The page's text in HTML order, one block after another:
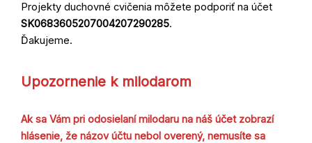
Projekty duchovné cvičenia môžete podporiť na účet
SK0683605207004207290285.
Ďakujeme.
Upozornenie k milodarom
Ak sa Vám pri odosielaní milodaru na náš účet zobrazí
hlásenie, že názov účtu nebol overený, nemusíte sa